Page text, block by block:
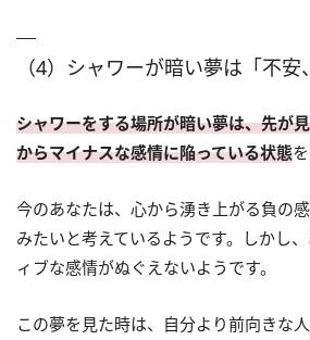
（4）シャワーが暗い夢は「不安
シャワーをする場所が暗い夢は、先が
からマイナスな感情に陥っている状態
今のあなたは、心から湧き上がる負の
みたいと考えているようです。しかし
ィブな感情がぬぐえないようです。
この夢を見た時は、自分より前向きな